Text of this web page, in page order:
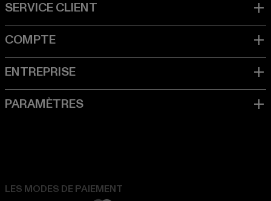
LES MODES DE PAIEMENT